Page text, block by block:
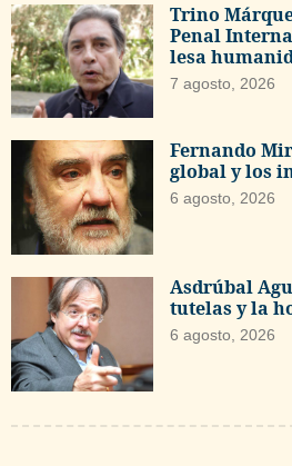
Trino
Penal
lesa
7 agosto, 2026
Fernando
global y los
6 agosto, 2026
Asdrúbal
tutelas y la
6 agosto, 2026